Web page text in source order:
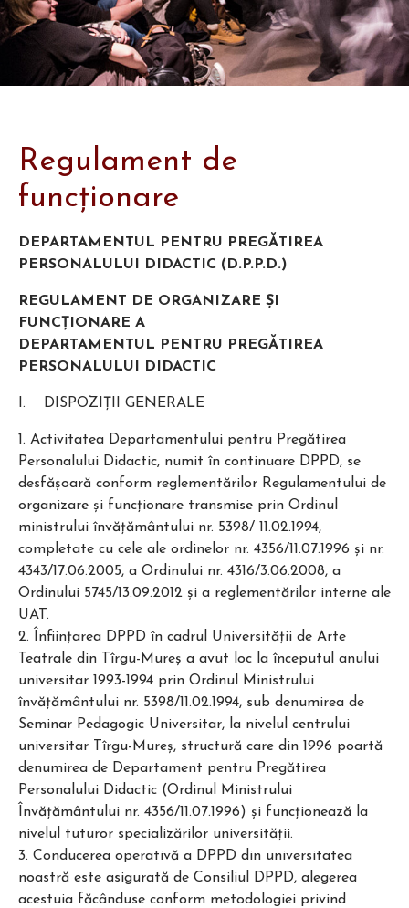
Regulament de
funcționare
DEPARTAMENTUL PENTRU PREGĂTIREA
PERSONALULUI DIDACTIC (D.P.P.D.)
REGULAMENT DE ORGANIZARE ŞI
FUNCŢIONARE A
DEPARTAMENTUL PENTRU PREGĂTIREA
PERSONALULUI DIDACTIC
I. DISPOZIŢII GENERALE
1. Activitatea Departamentului pentru Pregătirea
Personalului Didactic, numit în continuare DPPD, se
desfăşoară conform reglementărilor Regulamentului de
organizare şi funcţionare transmise prin Ordinul
ministrului învăţământului nr. 5398/ 11.02.1994,
completate cu cele ale ordinelor nr. 4356/11.07.1996 şi nr.
4343/17.06.2005, a Ordinului nr. 4316/3.06.2008, a
Ordinului 5745/13.09.2012 şi a reglementărilor interne ale
UAT.
2. Înfiinţarea DPPD în cadrul Universității de Arte
Teatrale din Tîrgu-Mureş a avut loc la începutul anului
universitar 1993-1994 prin Ordinul Ministrului
învăţământului nr. 5398/11.02.1994, sub denumirea de
Seminar Pedagogic Universitar, la nivelul centrului
universitar Tîrgu-Mureş, structură care din 1996 poartă
denumirea de Departament pentru Pregătirea
Personalului Didactic (Ordinul Ministrului
Învăţământului nr. 4356/11.07.1996) şi funcţionează la
nivelul tuturor specializărilor universităţii.
3. Conducerea operativă a DPPD din universitatea
noastră este asigurată de Consiliul DPPD, alegerea
acestuia făcându­se conform metodologiei privind